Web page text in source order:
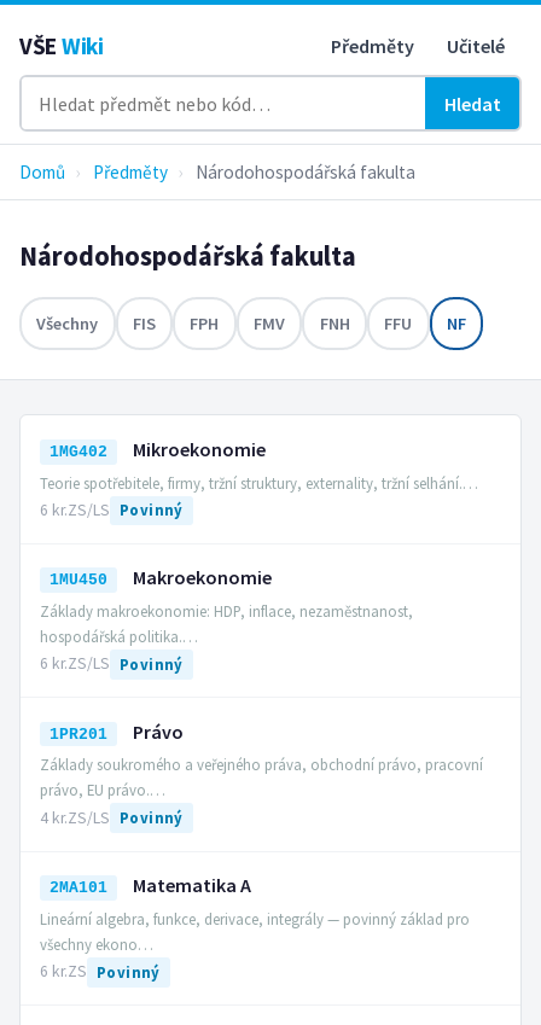
VŠE Wiki Předměty Učitelé
Hledat
Domů › Předměty › Národohospodářská fakulta
Národohospodářská fakulta
Všechny FIS FPH FMV FNH FFU NF
1MG402 Mikroekonomie
Teorie spotřebitele, firmy, tržní struktury, externality, tržní selhání.…
6 kr.ZS/LS Povinný
1MU450 Makroekonomie
Základy makroekonomie: HDP, inflace, nezaměstnanost,
hospodářská politika.…
6 kr.ZS/LS Povinný
1PR201 Právo
Základy soukromého a veřejného práva, obchodní právo, pracovní
právo, EU právo.…
4 kr.ZS/LS Povinný
2MA101 Matematika A
Lineární algebra, funkce, derivace, integrály — povinný základ pro
všechny ekono…
6 kr.ZS Povinný